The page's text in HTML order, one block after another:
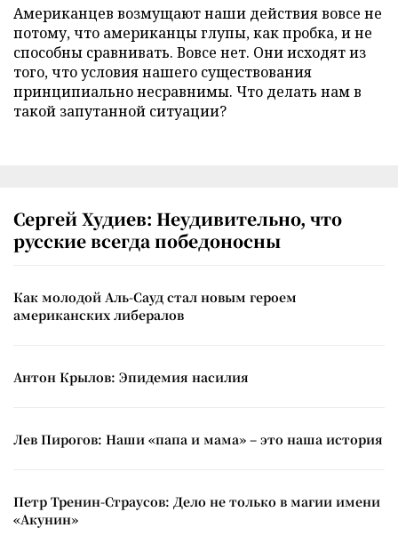
Американцев возмущают наши действия вовсе не
потому, что американцы глупы, как пробка, и не
способны сравнивать. Вовсе нет. Они исходят из
того, что условия нашего существования
принципиально несравнимы. Что делать нам в
такой запутанной ситуации?
Сергей Худиев: Неудивительно, что
русские всегда победоносны
Как молодой Аль-Сауд стал новым героем
американских либералов
Антон Крылов: Эпидемия насилия
Лев Пирогов: Наши «папа и мама» – это наша история
Петр Тренин-Страусов: Дело не только в магии имени
«Акунин»